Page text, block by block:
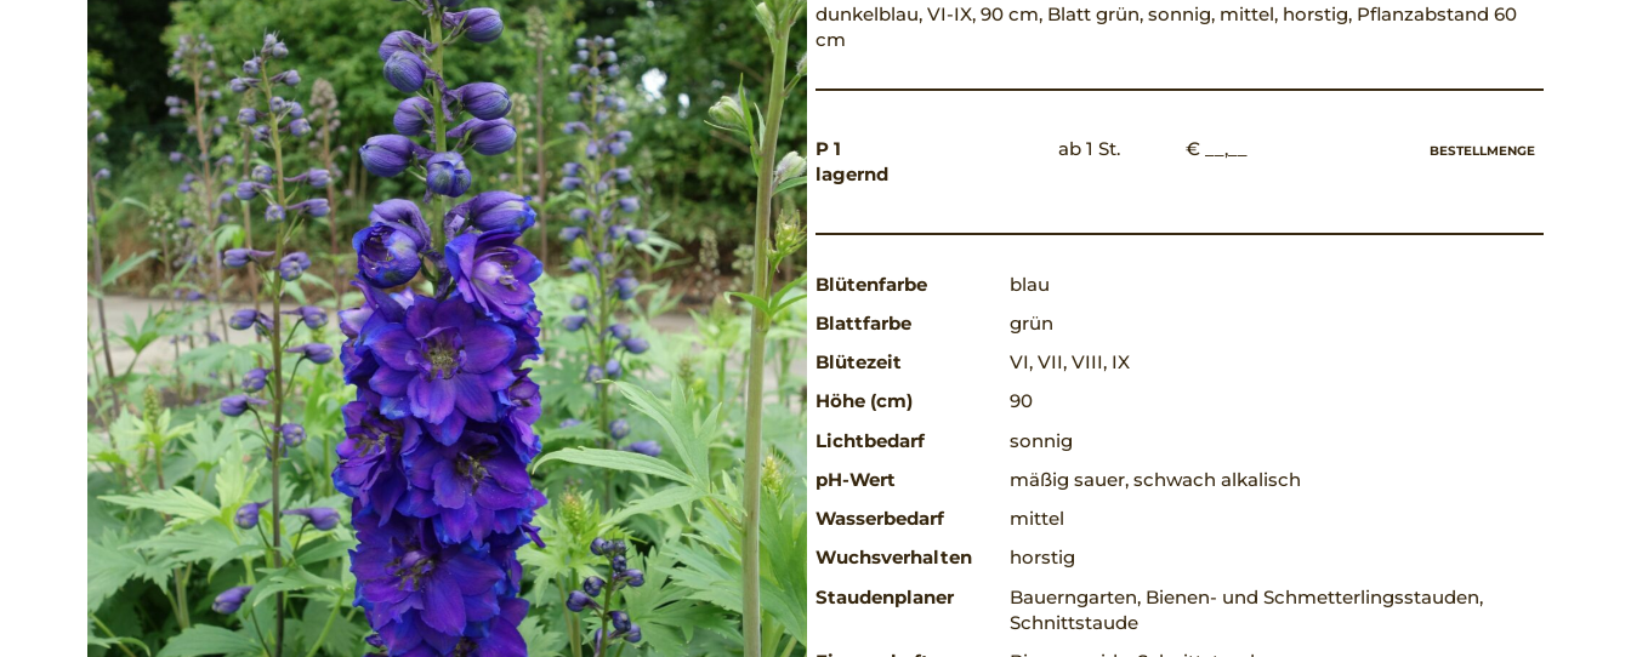
dunkelblau, VI-IX, 90 cm, Blatt grün, sonnig, mittel, horstig, Pflanzabstand 60
cm
P 1
lagernd
ab 1 St. € __,__ BESTELLMENGE
Blütenfarbe
blau
Blattfarbe
grün
Blütezeit
VI, VII, VIII, IX
Höhe (cm)
90
Lichtbedarf
sonnig
pH-Wert
mäßig sauer, schwach alkalisch
Wasserbedarf
mittel
Wuchsverhalten
horstig
Staudenplaner
Bauerngarten, Bienen- und Schmetterlingsstauden,
Schnittstaude